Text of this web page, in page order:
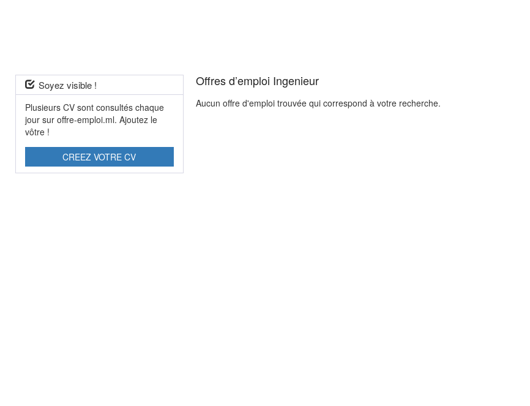
Soyez visible !
Plusieurs CV sont consultés chaque
jour sur offre-emploi.ml. Ajoutez le
vôtre !
CREEZ VOTRE CV
Offres d’emploi Ingenieur
Aucun offre d'emploi trouvée qui correspond à votre recherche.